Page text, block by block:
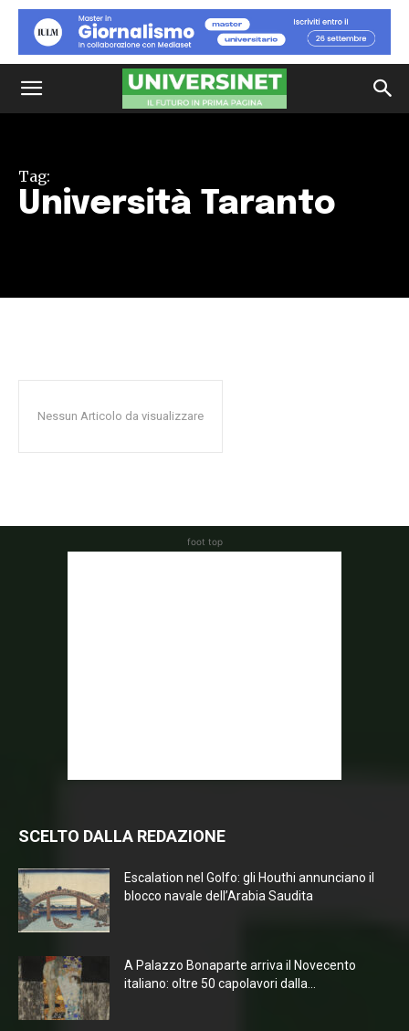
Tag:
Università Taranto
Nessun Articolo da visualizzare
foot top
SCELTO DALLA REDAZIONE
Escalation nel Golfo: gli Houthi annunciano il
blocco navale dell’Arabia Saudita
A Palazzo Bonaparte arriva il Novecento
italiano: oltre 50 capolavori dalla...